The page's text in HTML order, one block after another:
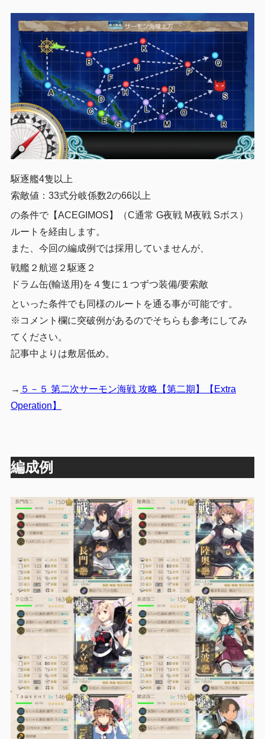
駆逐艦4隻以上
索敵値：33式分岐係数2の66以上
の条件で【ACEGIMOS】（C通常 G夜戦 M夜戦 Sボス）
ルートを経由します。
また、今回の編成例では採用していませんが、
戦艦２航巡２駆逐２
ドラム缶(輸送用)を４隻に１つずつ装備/要索敵
といった条件でも同様のルートを通る事が可能です。
※コメント欄に突破例があるのでそちらも参考にしてみ
てください。
記事中よりは敷居低め。
→ ５－５ 第二次サーモン海戦 攻略【第二期】【Extra
Operation】
編成例